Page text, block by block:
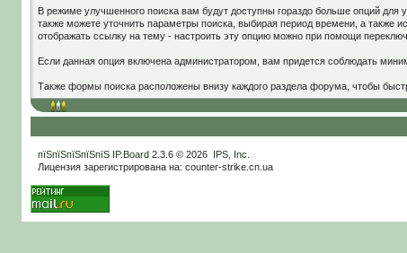
В режиме улучшенного поиска вам будут доступны гораздо больше опций
также можете уточнить параметры поиска, выбирая период времени, а также
отображать ссылку на тему - настроить эту опцию можно при помощи
Если данная опция включена администратором, вам придется соблюдать
Также формы поиска расположены внизу каждого раздела форума, чтобы
пїЅпїЅпїЅпїЅпїЅ IP.Board2.3.6 © 2026 IPS, Inc
Лицензия зарегистрирована на: counter-strike.cn.ua